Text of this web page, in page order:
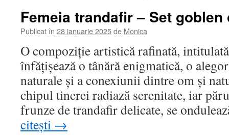
Femeia trandafir – Set
Publicat în 28 ianuarie 2025de Monica
O compoziție artistică rafinată,
înfățișează o tânără enigmatică, o
naturale și a conexiunii dintre om și
chipul tinerei radiază serenitate, iar
frunze de trandafir delicate, se
citești →